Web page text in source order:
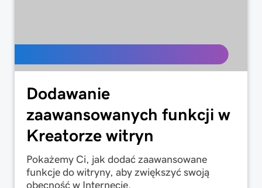
Dodawanie
zaawansowanych funkcji w
Kreatorze witryn
Pokażemy Ci, jak dodać zaawansowane
funkcje do witryny, aby zwiększyć swoją
obecność w Internecie.